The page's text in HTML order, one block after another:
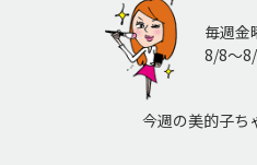
毎週金
8/8〜
今週の美的子ち